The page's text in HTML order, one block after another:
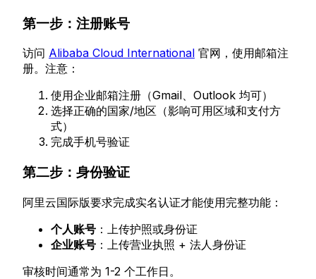
第一步：注册账号
访问 Alibaba Cloud International 官网，使用邮箱注
册。注意：
使用企业邮箱注册（Gmail、Outlook 均可）
选择正确的国家/地区（影响可用区域和支付方
式）
完成手机号验证
第二步：身份验证
阿里云国际版要求完成实名认证才能使用完整功能：
个人账号 ：上传护照或身份证
企业账号 ：上传营业执照 + 法人身份证
审核时间通常为 1-2 个工作日。